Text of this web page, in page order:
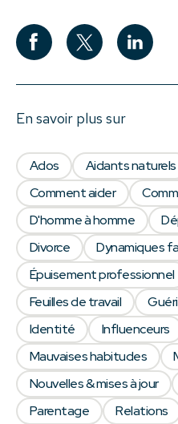
En savoir plus sur
Ados Aidants naturels
Comment aider
D'homme à homme
Divorce
Dynamiques
Épuisement professionnel
Feuilles de travail
Identité
Influenceurs
Mauvaises habitudes
Nouvelles & mises à jour
Parentage
Relations